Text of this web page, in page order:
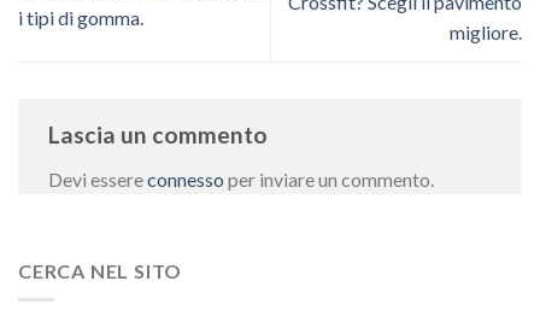
i tipi di gomma.
migliore.
Lascia un commento
Devi essereconnesso per inviare un commento.
CERCA NEL SITO